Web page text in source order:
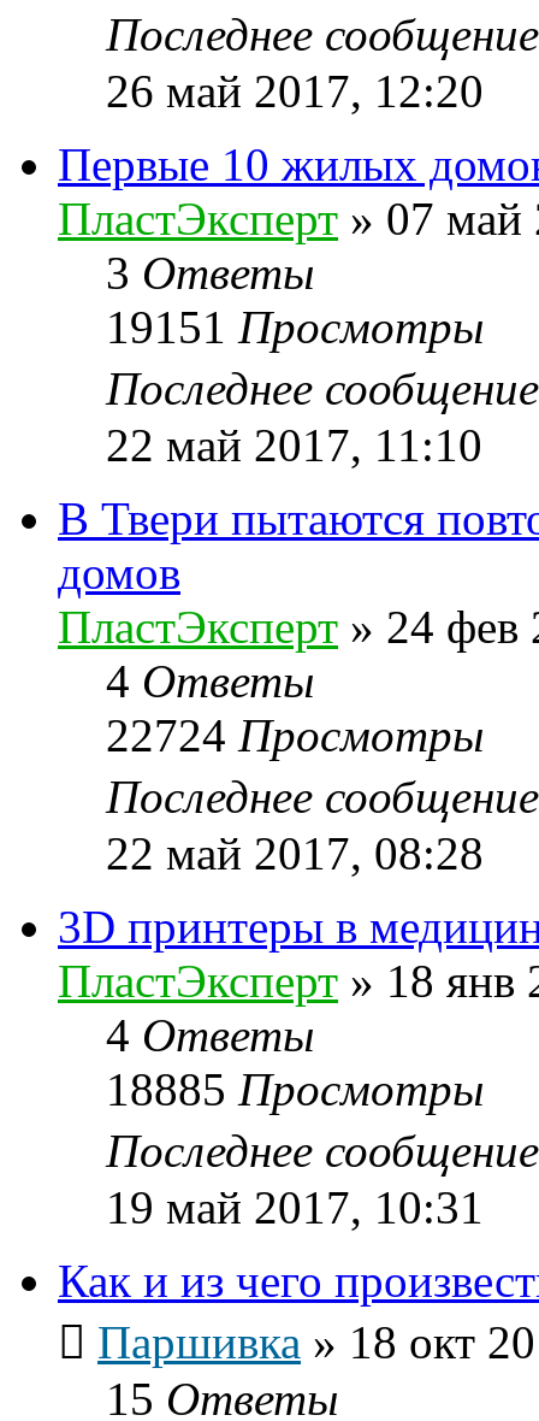
Последнее
26 май 2017, 12:20
Первые 10 жилых
ПластЭксперт » 07 май
3 Ответы
19151 Просмотры
Последнее
22 май 2017, 11:10
В Твери пытаются
домов
ПластЭксперт » 24 фев
4 Ответы
22724 Просмотры
Последнее
22 май 2017, 08:28
3D принтеры в
ПластЭксперт » 18 янв
4 Ответы
18885 Просмотры
Последнее
19 май 2017, 10:31
Как и из чего
Паршивка » 18 окт
15 Ответы